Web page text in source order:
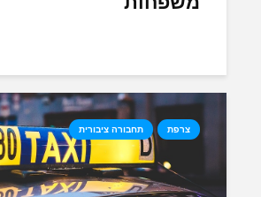
צרפת תחבורה ציבורית